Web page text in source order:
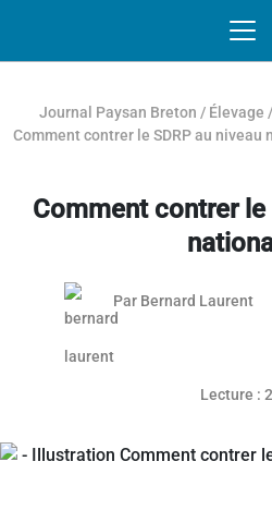
Journal Paysan Breton / Élevage /
Comment contrer le SDRP au niveau
Comment contrer le
Par Bernard Laurent
Lecture :